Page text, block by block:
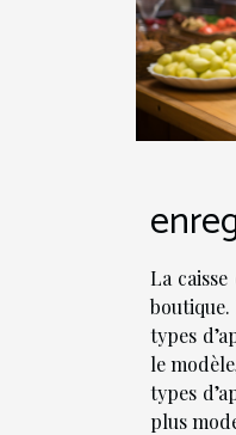
La
types
le
types
plus